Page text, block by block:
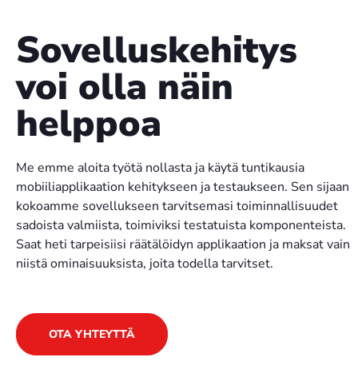
Sovelluskehitys
voi olla näin
helppoa
Me emme aloita työtä nollasta ja käytä tuntikausia
mobiiliapplikaation kehitykseen ja testaukseen. Sen sijaan
kokoamme sovellukseen tarvitsemasi toiminnallisuudet
sadoista valmiista, toimiviksi testatuista komponenteista.
Saat heti tarpeisiisi räätälöidyn applikaation ja maksat vain
niistä ominaisuuksista, joita todella tarvitset.
OTA YHTEYTTÄ